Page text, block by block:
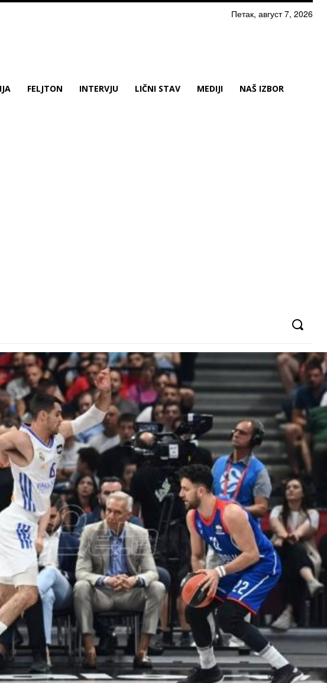
Петак, август 7, 2026
FELJTON INTERVJU LIČNI STAV MEDIJI NAŠ IZBOR